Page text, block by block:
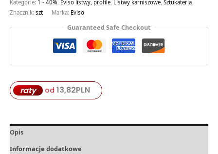
Kategorie: 1 - 40%, Eviso listwy, profile, Listwy karniszowe, Sztukateria
Znacznik: szt Marka: Eviso
Guaranteed Safe Checkout
raty od 13,82PLN
Opis
Informacje dodatkowe